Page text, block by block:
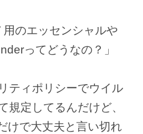
用のエッセンシャルや
ってどうなの？」
ティポリシーでウイル
規定してるんだけど、
けで大丈夫と言い切れ